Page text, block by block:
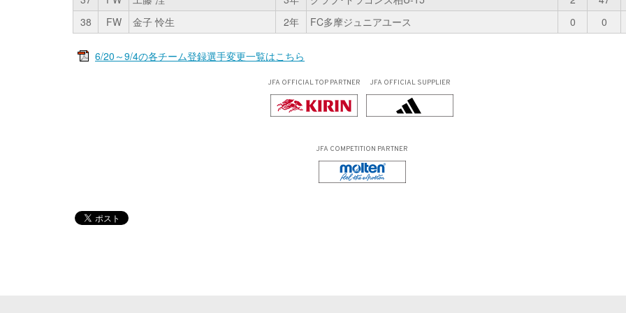
38
FW 金子 怜生 2年 FC多摩ジュニアユース 0 0
6/20～9/4の各チーム登録選手変更一覧はこちら
JFA OFFICIALTOP PARTNER JFA OFFICIAL SUPPLIER
JFA COMPETITION PARTNER